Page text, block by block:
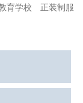
育学校 正装制服